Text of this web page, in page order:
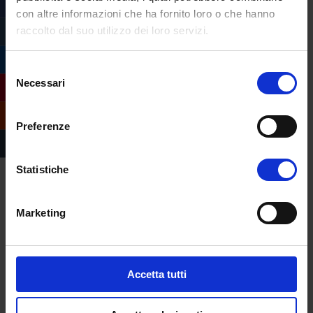
con altre informazioni che ha fornito loro o che hanno
raccolto dal suo utilizzo dei loro servizi.
delNecessari
Preferenze
Statistiche
Marketing
Accetta tutti
richiedi informazioni
sull’offerta formativa
dell’Università
eCampus